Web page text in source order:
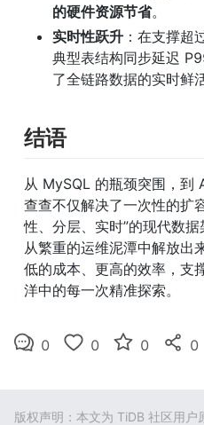
的硬件资源节省。
实时性跃升 ：在支撑超
典型表结构同步延迟
了全链路数据的实时鲜活
结语
从 MySQL 的瓶颈突围，到
查查不仅解决了一次性的扩
性、分层、实时”的现代数
从繁重的运维泥潭中解放出
低的成本、更高的效率，支
洋中的每一次精准探索。
0 0 0 0
版权声明：本文为 TiDB 社区用户